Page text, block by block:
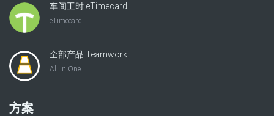
车间工时 eTimecard
eTimecard
全部产品 Teamwork
All in One
方案